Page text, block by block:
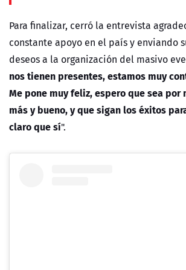
Para finalizar, cerró la entrevista
constante apoyo en el país y enviando
deseos a la organización del masivo
nos tienen presentes, estamos muy
Me pone muy feliz, espero que sea por
más y bueno, y que sigan los éxitos
claro que sí".